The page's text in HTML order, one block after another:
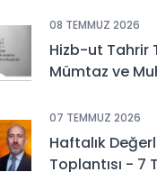
08 TEMMUZ 2026
Hizb-ut Tahrir
Mümtaz ve
Özdemir’in
07 TEMMUZ 2026
Haftalık
Toplantısı - 7